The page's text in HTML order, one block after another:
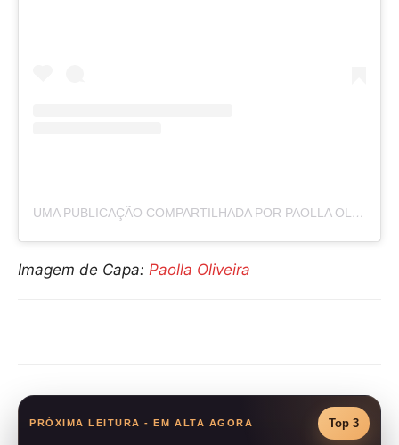
UMA PUBLICAÇÃO COMPARTILHADA POR PAOLLA OLIVEIRA (@PAOLLAOLIVEIRAREAL)
Imagem de Capa: Paolla Oliveira
PRÓXIMA LEITURA - EM ALTA AGORA Top 3